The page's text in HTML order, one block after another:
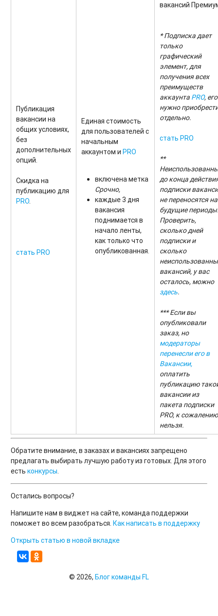
Публикация
вакансии на
общих условиях,
без
дополнительных
опций.
Скидка на
публикацию для
PRO.
стать PRO
Единая стоимость
для пользователей с
начальным
аккаунтом иPRO
включена метка
Срочно,
каждые 3 дня
вакансия
поднимается в
начало ленты,
как только что
опубликованная.
вакансий
* Подписка дает
только
графический
элемент, для
получения всех
преимуществ
аккаунта PRO, его
нужно
отдельно.
cтать PRO
**
до конца
подписки
не переносятся на
будущие
Проверить,
сколько дней
подписки и
сколько
вакансий, у вас
осталось, можно
здесь.
*** Если вы
опубликовали
заказ, но
модераторы
перенесли его в
Вакансии,
оплатить
публикацию
вакансии из
пакета подписки
PRO, к
нельзя.
Обратите внимание, в заказах и вакансиях запрещено
предлагать выбирать лучшую работу из готовых. Для этого
естьконкурсы.
Остались вопросы?
Напишите нам в виджет на сайте, команда поддержки
поможет во всем разобраться.Как написать в поддержку
Открыть статью в новой вкладке
© 2026, Блог команды FL